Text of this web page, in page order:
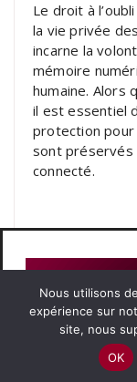
Le droit à
la vie privée
incarne la
mémoire
humaine. Alors
il est essentiel
protection pour
sont préservés
connecté.
Copyright ©
Nous utilisons
expérience sur
site, nous
OK